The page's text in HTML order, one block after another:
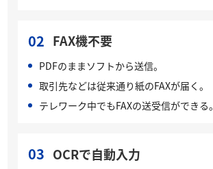
02 FAX機不要
PDFのままソフトから送信。
取引先などは従来通り紙のFAXが届く。
テレワーク中でもFAXの送受信ができる。
03 OCRで自動入力